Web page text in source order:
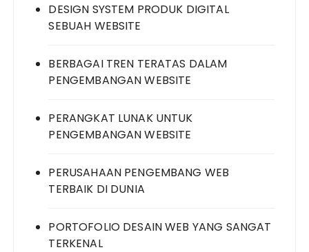
DESIGN SYSTEM PRODUK DIGITAL
SEBUAH WEBSITE
BERBAGAI TREN TERATAS DALAM
PENGEMBANGAN WEBSITE
PERANGKAT LUNAK UNTUK
PENGEMBANGAN WEBSITE
PERUSAHAAN PENGEMBANG WEB
TERBAIK DI DUNIA
PORTOFOLIO DESAIN WEB YANG SANGAT
TERKENAL